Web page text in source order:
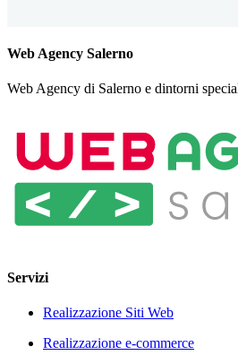
Web Agency Salerno
Web Agency di Salerno e dintorni
Servizi
Realizzazione Siti Web
Realizzazione e-commerce